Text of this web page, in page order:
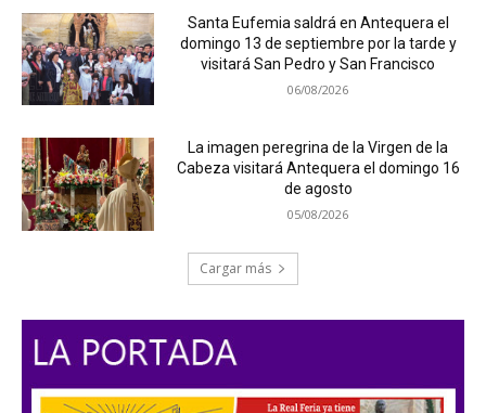
Santa Eufemia saldrá en Antequera el
domingo 13 de septiembre por la tarde y
visitará San Pedro y San Francisco
06/08/2026
La imagen peregrina de la Virgen de la
Cabeza visitará Antequera el domingo 16
de agosto
05/08/2026
Cargar más